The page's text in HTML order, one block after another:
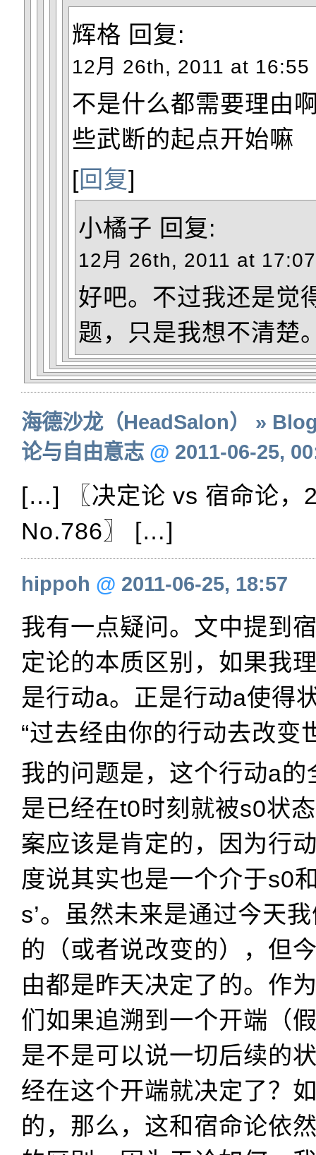
辉格 回复:
12月 26th, 2011 at 16:55
不是什么都需要理由
些武断的起点开始嘛
[回复]
小橘子 回复:
12月 26th, 2011 at 17:07
好吧。不过我还是觉
题，只是我想不清楚
海德沙龙（HeadSalon） »
论与自由意志 @ 2011-06-25,
[…] 〖决定论 vs 宿命论，
No.786〗 […]
hippoh @ 2011-06-25, 18:57
我有一点疑问。文中提到
定论的本质区别，如果我
是行动a。正是行动a使得
“过去经由你的行动去改变
我的问题是，这个行动a的
是已经在t0时刻就被s0状
案应该是肯定的，因为行
度说其实也是一个介于s0
s’。虽然未来是通过今天
的（或者说改变的），但
由都是昨天决定了的。作
们如果追溯到一个开端（
是不是可以说一切后续的
经在这个开端就决定了？
的，那么，这和宿命论依